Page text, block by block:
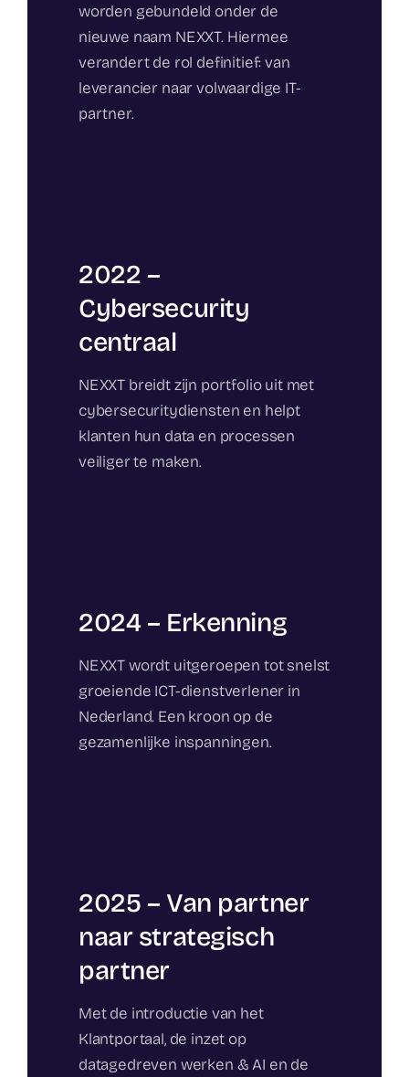
worden gebundeld onder de
nieuwe naam NEXXT. Hiermee
verandert de rol definitief: van
leverancier naar volwaardige IT-
partner.
2022 –
Cybersecurity
centraal
NEXXT breidt zijn portfolio uit met
cybersecuritydiensten en helpt
klanten hun data en processen
veiliger te maken.
2024 – Erkenning
NEXXT wordt uitgeroepen tot snelst
groeiende ICT-dienstverlener in
Nederland. Een kroon op de
gezamenlijke inspanningen.
2025 – Van partner
naar strategisch
partner
Met de introductie van het
Klantportaal, de inzet op
datagedreven werken & AI en de